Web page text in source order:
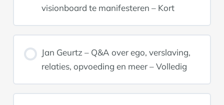
visionboard te manifesteren – Kort
Jan Geurtz – Q&A over ego, verslaving,
relaties, opvoeding en meer – Volledig